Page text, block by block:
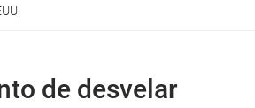
de desvelar